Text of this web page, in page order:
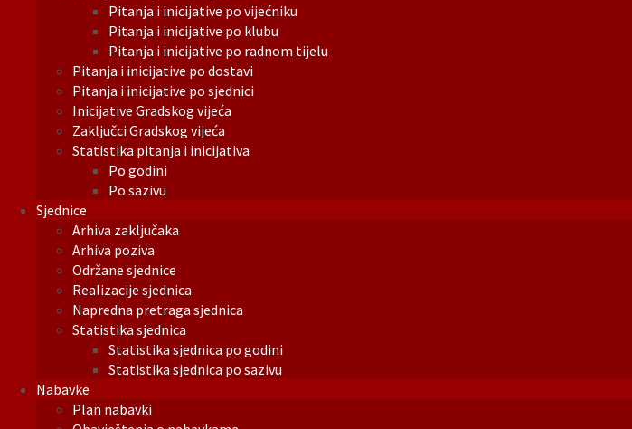
Pitanja i inicijative po vijećniku
Pitanja i inicijative po klubu
Pitanja i inicijative po radnom tijelu
Pitanja i inicijative po dostavi
Pitanja i inicijative po sjednici
Inicijative Gradskog vijeća
Zaključci Gradskog vijeća
Statistika pitanja i inicijativa
Po godini
Po sazivu
Sjednice
Arhiva zaključaka
Arhiva poziva
Održane sjednice
Realizacije sjednica
Napredna pretraga sjednica
Statistika sjednica
Statistika sjednica po godini
Statistika sjednica po sazivu
Nabavke
Plan nabavki